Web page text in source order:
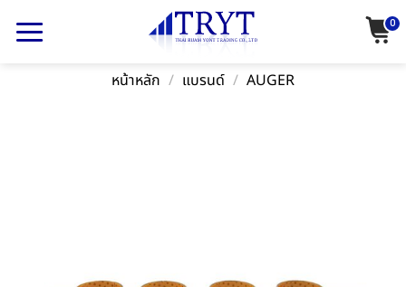
0
หน้าหลัก / แบรนด์ / AUGER